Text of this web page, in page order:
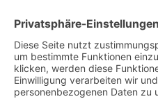
Graugußbodenhülse 60/300 mm. Zum
Einbetonieren